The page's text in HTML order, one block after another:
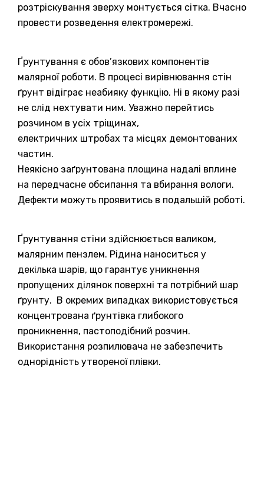
розтріскування зверху монтується сітка. Вчасно
провести розведення електромережі.
Ґрунтування є обов’язкових компонентів
малярної роботи. В процесі вирівнювання стін
ґрунт відіграє неабияку функцію. Ні в якому разі
не слід нехтувати ним. Уважно перейтись
розчином в усіх тріщинах,
електричних штробах та місцях демонтованих
частин.
Неякісно заґрунтована площина надалі вплине
на передчасне обсипання та вбирання вологи.
Дефекти можуть проявитись в подальшій роботі.
Ґрунтування стіни здійснюється валиком,
малярним пензлем. Рідина наноситься у
декілька шарів, що гарантує уникнення
пропущених ділянок поверхні та потрібний шар
ґрунту. В окремих випадках використовується
концентрована ґрунтівка глибокого
проникнення, пастоподібний розчин.
Використання розпилювача не забезпечить
однорідність утвореної плівки.